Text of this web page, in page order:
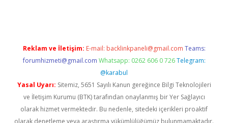
Reklam ve İletişim: E-mail: backlinkpaneli@gmail.com Teams:
forumhizmeti@gmail.com Whatsapp: 0262 606 0 726 Telegram:
@karabul
Yasal Uyarı: Sitemiz, 5651 Sayılı Kanun gereğince Bilgi Teknolojileri
ve İletişim Kurumu (BTK) tarafından onaylanmış bir Yer Sağlayıcı
olarak hizmet vermektedir. Bu nedenle, sitedeki içerikleri proaktif
olarak denetleme veya araştırma yükümlülüğümüz bulunmamaktadır.